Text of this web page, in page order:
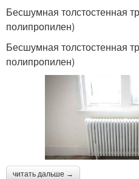
Бесшумная толстостенная
полипропилен)
Бесшумная толстостенная
полипропилен)
читать дальше →